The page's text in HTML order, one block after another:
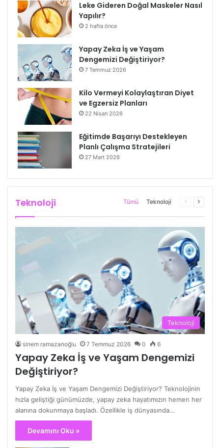
Leke Gideren Doğal Maskeler Nasıl
Yapılır?
2 hafta önce
Yapay Zeka İş ve Yaşam
Dengemizi Değiştiriyor?
7 Temmuz 2026
Kilo Vermeyi Kolaylaştıran Diyet
ve Egzersiz Planları
22 Nisan 2026
Eğitimde Başarıyı Destekleyen
Planlı Çalışma Stratejileri
27 Mart 2026
Teknoloji Tümü Teknoloji
ÖncekiSonraki
Teknoloji
sinem ramazanoğlu 7 Temmuz 2026 0 6
Yapay Zeka İş ve Yaşam Dengemizi
Değiştiriyor?
Yapay Zeka İş ve Yaşam Dengemizi Değiştiriyor? Teknolojinin
hızla geliştiği günümüzde, yapay zeka hayatımızın hemen her
alanına dokunmaya başladı. Özellikle iş dünyasında…
Devamını Oku »